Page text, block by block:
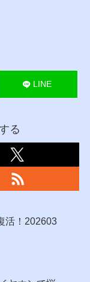
LINE
る
活！202603